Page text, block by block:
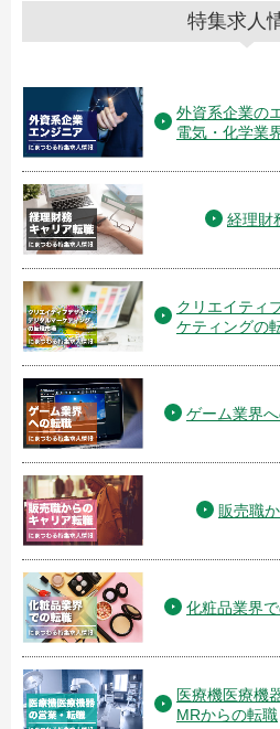
特集求人
外資系企業の
電気・化学業界
経理財
クリエイティ
ケティングの
ゲーム業界
販売職
化粧品業界
医療機医療機
MRからの転職